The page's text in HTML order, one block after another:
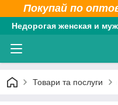
Покупай по
Недорогая женская и
Товари та послуги